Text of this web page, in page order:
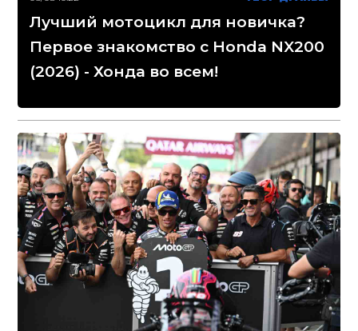
Лучший мотоцикл для новичка?
Первое знакомство с Honda NX200
(2026) - Хонда во всем!